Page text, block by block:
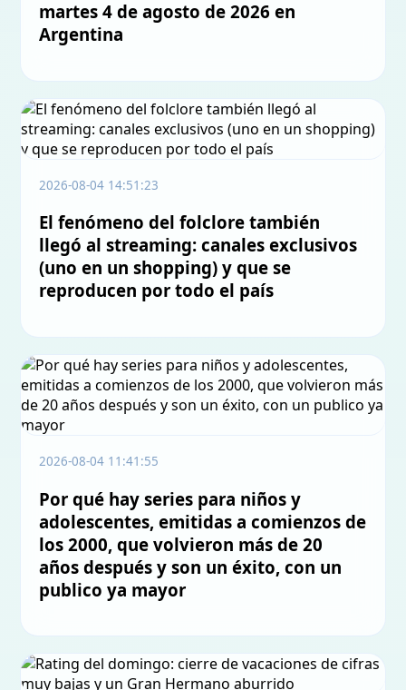
martes 4 de agosto de 2026 en
Argentina
2026-08-04 14:51:23
El fenómeno del folclore también
llegó al streaming: canales exclusivos
(uno en un shopping) y que se
reproducen por todo el país
2026-08-04 11:41:55
Por qué hay series para niños y
adolescentes, emitidas a comienzos de
los 2000, que volvieron más de 20
años después y son un éxito, con un
publico ya mayor